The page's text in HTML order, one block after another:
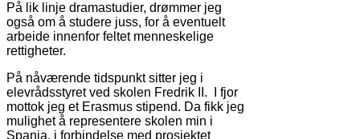
På lik linje dramastudier, drømmer jeg
også om å studere juss, for å eventuelt
arbeide innenfor feltet menneskelige
rettigheter.
På nåværende tidspunkt sitter jeg i
elevrådsstyret ved skolen Fredrik II. I fjor
mottok jeg et Erasmus stipend. Da fikk jeg
mulighet å representere skolen min i
Spania, i forbindelse med prosjektet